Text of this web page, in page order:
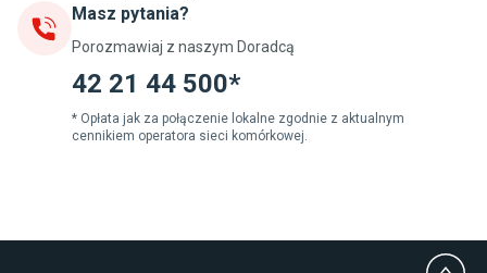
Jadalnia
Stoły do jadalni
Krzesła do jadalni
Dywany szare
Lampy w stylu loftowym
Lampy wiszące do jadalni
Masz pytania?
Porozmawiaj z naszym Doradcą
42 21 44 500*
* Opłata jak za połączenie lokalne zgodnie z aktualnym
cennikiem operatora sieci komórkowej.